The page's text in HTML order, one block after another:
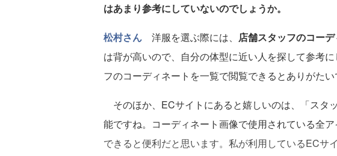
はあまり参考にしていないのでしょうか。
松村さん 洋服を選ぶ際には、 店舗スタッフのコー
は背が高いので、自分の体型に近い人を探して参考
フのコーディネートを一覧で閲覧できるとありがたい
そのほか、ECサイトにあると嬉しいのは、「スタ
能ですね。コーディネート画像で使用されている全
できると便利だと思います。私が利用しているECサ